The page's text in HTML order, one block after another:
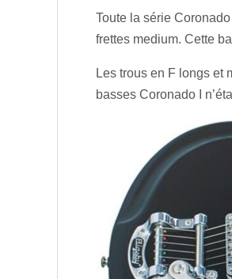
Toute la série
frettes medium. Cette
Les trous en F longs et
basses Coronado I